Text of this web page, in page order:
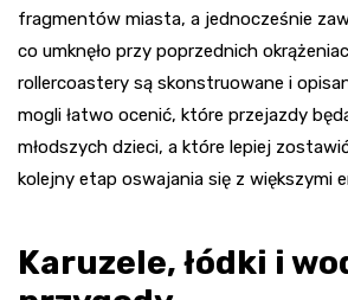
fragmentów miasta, a jednocześnie
co umknęło przy poprzednich
rollercoastery są skonstruowane i
mogli łatwo ocenić, które przejazdy
młodszych dzieci, a które lepiej
kolejny etap oswajania się z większymi
Karuzele, łódki i